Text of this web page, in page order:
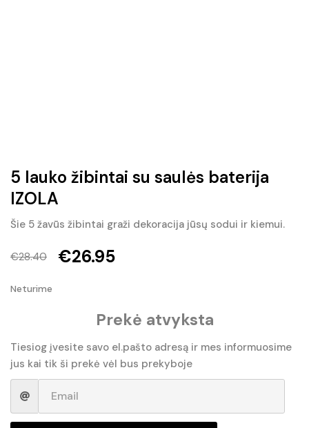
5 lauko žibintai su saulės baterija
IZOLA
Šie 5 žavūs žibintai graži dekoracija jūsų sodui ir kiemui.
€28.40
Original
price
€28.40.
€26.95
Current
price
€26.95.
Neturime
Prekė atvyksta
Tiesiog įvesite savo el.pašto adresą ir mes informuosime
jus kai tik ši prekė vėl bus prekyboje